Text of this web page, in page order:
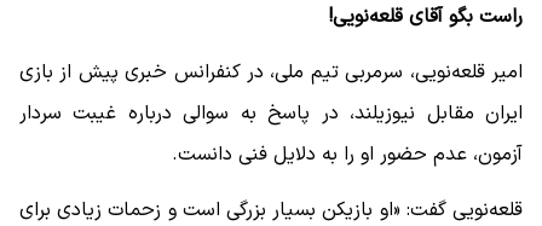
راست بگو آقای قلعه‌نویی!
امیر قلعه‌نویی، سرمربی تیم ملی، در کنفرانس خبری پیش از بازی
ایران مقابل نیوزیلند، در پاسخ به سوالی درباره غیبت سردار
آزمون، عدم حضور او را به دلایل فنی دانست.
قلعه‌نویی گفت: «او بازیکن بسیار بزرگی است و زحمات زیادی برای